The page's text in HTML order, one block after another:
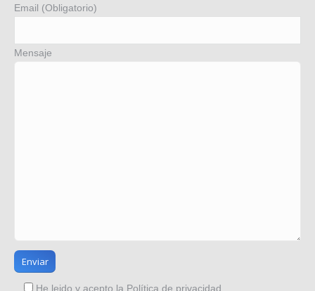
Email (Obligatorio)
Mensaje
He leido y acepto la Política de privacidad